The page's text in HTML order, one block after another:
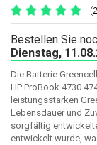
Bestellen Sie
Dienstag,
Die Batterie
HP ProBook 4730
leistungsstarken
Lebensdauer und
sorgfältig
entwickelt wurde,